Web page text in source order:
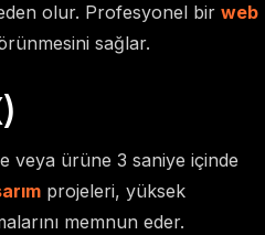
olur. Profesyonel bir web
sağlar.
veya ürüne 3 saniye içinde
projeleri, yüksek
memnun eder.